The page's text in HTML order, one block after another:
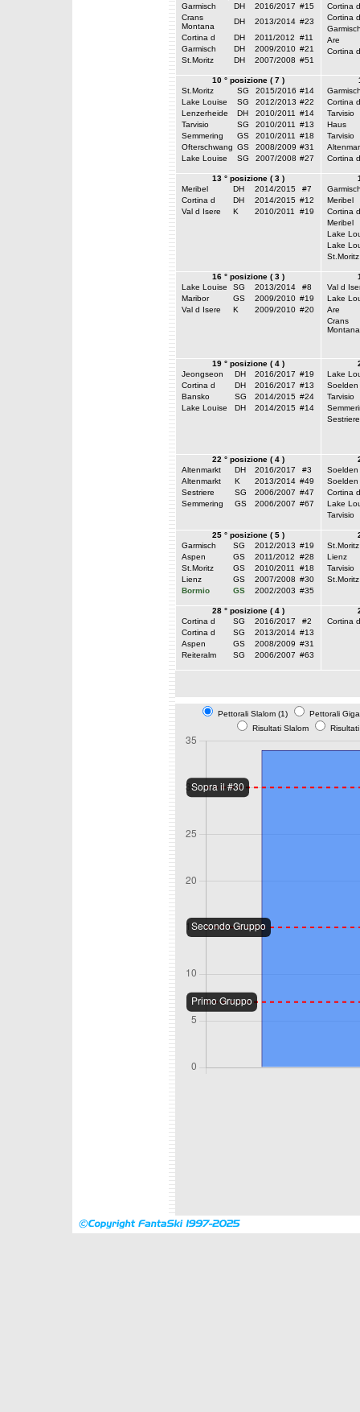
Garmisch
DH 2016/2017 #15
Crans
Montana
DH 2013/2014 #23
Cortina d
DH 2011/2012
#11
Garmisch
DH 2009/2010 #21
St.Moritz
DH 2007/2008 #51
Cortina d
Cortina d
Are
Cortina d
10 ° posizione ( 7 )
St.Moritz
SG 2015/2016 #14
Lake Louise
SG 2012/2013 #22
Lenzerheide
DH 2010/2011
#14
Tarvisio
SG 2010/2011
#13
Semmering
GS 2010/2011
#18
Ofterschwang GS 2008/2009 #31
Lake Louise
SG 2007/2008 #27
Cortina d
Tarvisio
Haus
Tarvisio
Cortina d
13 ° posizione ( 3 )
Meribel
DH 2014/2015
#7
Cortina d
DH 2014/2015 #12
Val d Isere
K 2010/2011 #19
Meribel
Cortina d
Meribel
Lake
Lake
St.Moritz
16 ° posizione ( 3 )
Lake Louise
SG 2013/2014
#8
Maribor
GS 2009/2010 #19
Val d Isere
K 2009/2010 #20
Val d
Lake
Are
Crans
Montana
19 ° posizione ( 4 )
Jeongseon
DH 2016/2017 #19
Cortina d
DH 2016/2017 #13
Bansko
SG 2014/2015 #24
Lake Louise
DH 2014/2015 #14
Lake
Soelden
Tarvisio
Sestriere
22 ° posizione ( 4 )
Altenmarkt
DH 2016/2017
#3
Altenmarkt
K 2013/2014 #49
Sestriere
SG 2006/2007 #47
Semmering
GS 2006/2007 #67
Soelden
Soelden
Cortina d
Lake
Tarvisio
25 ° posizione ( 5 )
Garmisch
SG 2012/2013 #19
Aspen
GS 2011/2012
#28
St.Moritz
GS 2010/2011
#18
Lienz
GS 2007/2008 #30
Bormio
GS 2002/2003 #35
St.Moritz
Lienz
Tarvisio
St.Moritz
28 ° posizione ( 4 )
Cortina d
SG 2016/2017
#2
Cortina d
SG 2013/2014 #13
Aspen
GS 2008/2009 #31
Reiteralm
SG 2006/2007 #63
Cortina d
Pettorali Slalom (1)
Pettorali
Risultati Slalom